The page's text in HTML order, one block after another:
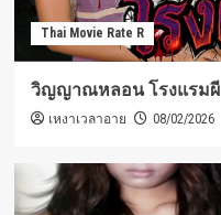
Thai Movie Rate R
วิญญาณหลอน โรงแรมผี
เหงาเวลาอาย 08/02/2026